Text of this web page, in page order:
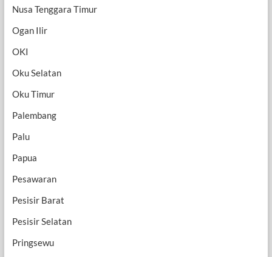
Nusa Tenggara Timur
Ogan Ilir
OKI
Oku Selatan
Oku Timur
Palembang
Palu
Papua
Pesawaran
Pesisir Barat
Pesisir Selatan
Pringsewu